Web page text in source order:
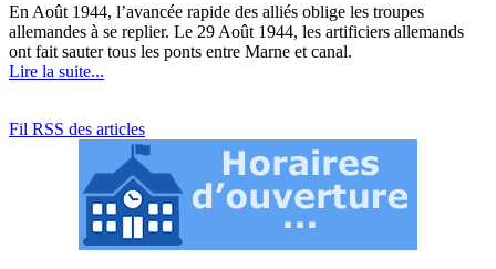
En Août 1944, l’avancée rapide des alliés oblige les troupes
allemandes à se replier. Le 29 Août 1944, les artificiers allemands
ont fait sauter tous les ponts entre Marne et canal.
Lire la suite...
Fil RSS des articles